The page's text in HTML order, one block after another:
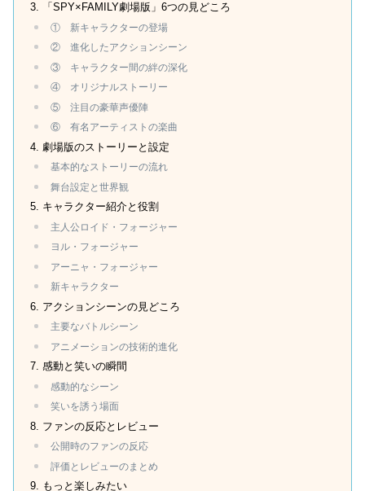
「SPY×FAMILY劇場版」6つの見どころ
① 新キャラクターの登場
② 進化したアクションシーン
③ キャラクター間の絆の深化
④ オリジナルストーリー
⑤ 注目の豪華声優陣
⑥ 有名アーティストの楽曲
劇場版のストーリーと設定
基本的なストーリーの流れ
舞台設定と世界観
キャラクター紹介と役割
主人公ロイド・フォージャー
ヨル・フォージャー
アーニャ・フォージャー
新キャラクター
アクションシーンの見どころ
主要なバトルシーン
アニメーションの技術的進化
感動と笑いの瞬間
感動的なシーン
笑いを誘う場面
ファンの反応とレビュー
公開時のファンの反応
評価とレビューのまとめ
もっと楽しみたい